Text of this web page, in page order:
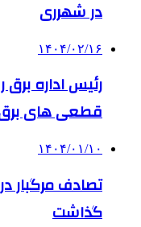
در شهرری
۱۴۰۴/۰۲/۱۶
رئیس اداره
قطعی های برق
۱۴۰۴/۰۱/۱۰
گذاشت